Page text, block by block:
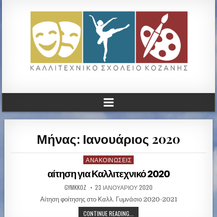
ΚΑΛΛΙΤΕΧΝΙΚΟ ΓΥΜΝΑΣΙΟ
ΚΟΖΑΝΗΣ
Μήνας: Ιανουάριος 2020
P
s
t
e
d
ΑΝΑΚΟΙΝΏΣΕΙΣ
αίτηση για Καλλιτεχνικό 2020
GYMKKOZ 23 ΙΑΝΟΥΑΡΊΟΥ 2020
Αίτηση φοίτησης στο Καλλ. Γυμνάσιο 2020-2021
CONTINUE READING...